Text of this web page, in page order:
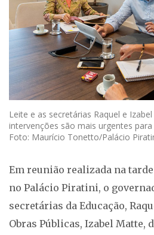
Leite e as secretárias Raquel e
intervenções são mais urgentes
Foto: Maurício Tonetto/Palácio
Em reunião realizada na
no Palácio Piratini, o
secretárias da Educação,
Obras Públicas, Izabel Matte,